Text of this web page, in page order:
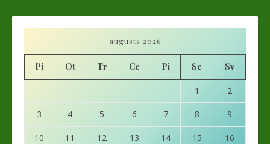
augusts 2026
Pi Ot Tr Ce Pi Se Sv
1 2
3 4 5 6 7 8 9
10 11 12 13 14 15 16